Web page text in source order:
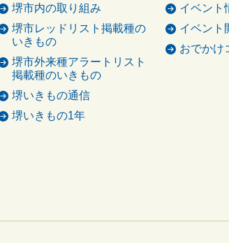
堺市内の取り組み
堺市レッドリスト掲載種の
いきもの
堺市外来種アラートリスト
掲載種のいきもの
堺いきもの通信
堺いきもの1年
イベント
イベント
おでかけ